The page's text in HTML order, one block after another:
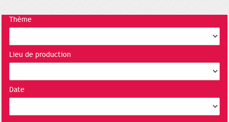
Thème
Lieu de production
Date